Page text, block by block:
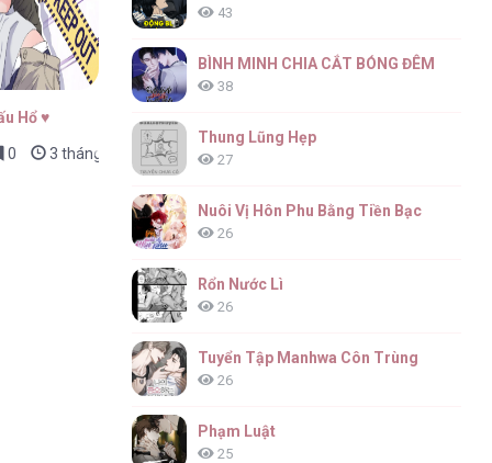
Hổ ♥
0 3 tháng trước
43
BÌNH MINH CHIA CẮT BÓNG ĐÊM
38
Thung Lũng Hẹp
27
Nuôi Vị Hôn Phu Bằng Tiền Bạc
26
Rổn Nước Lì
26
Tuyển Tập Manhwa Côn Trùng
26
Phạm Luật
25